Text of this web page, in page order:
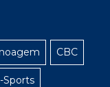
CBC
Sports